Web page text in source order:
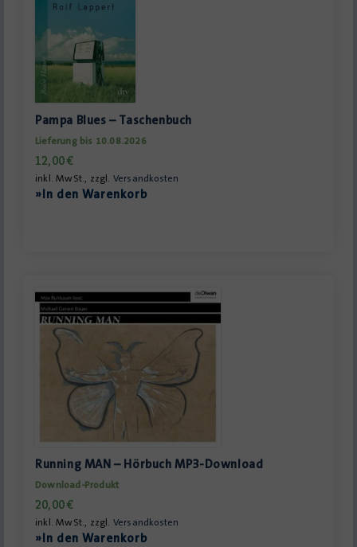
Pampa Blues – Taschenbuch
Lieferung bis 10.08.2026
12,00€
inkl. MwSt., zzgl. Versandkosten
»In den Warenkorb
Running MAN – Hörbuch MP3-Download
Download-Produkt
20,00€
inkl. MwSt., zzgl. Versandkosten
»In den Warenkorb